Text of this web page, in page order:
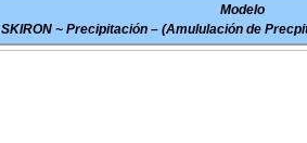
Modelo
SKIRON ~ Precipitación – (Amululación de